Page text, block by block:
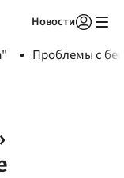
Новости
Проблемы с